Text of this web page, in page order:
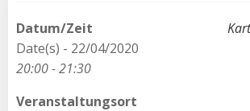
Datum/Zeit
Date(s) - 22/04/2020
20:00 - 21:30
Veranstaltungsort